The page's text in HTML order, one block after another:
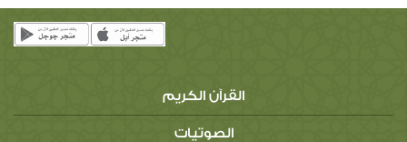
القرآن الكريم
الصوتيات